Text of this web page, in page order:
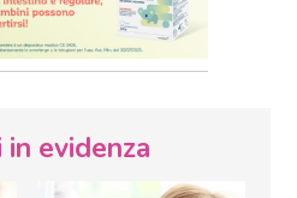
in evidenza